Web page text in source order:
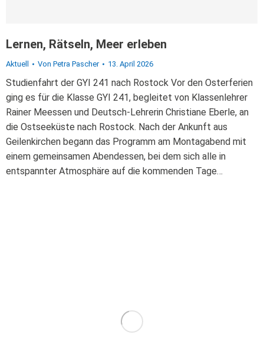
Lernen, Rätseln, Meer erleben
Aktuell Von Petra Pascher 13. April 2026
Studienfahrt der GYI 241 nach Rostock Vor den Osterferien
ging es für die Klasse GYI 241, begleitet von Klassenlehrer
Rainer Meessen und Deutsch-Lehrerin Christiane Eberle, an
die Ostseeküste nach Rostock. Nach der Ankunft aus
Geilenkirchen begann das Programm am Montagabend mit
einem gemeinsamen Abendessen, bei dem sich alle in
entspannter Atmosphäre auf die kommenden Tage…